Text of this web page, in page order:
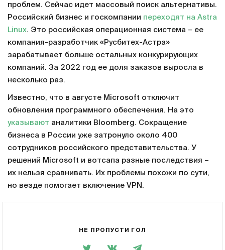
проблем. Сейчас идет массовый поиск альтернативы.
Российский бизнес и госкомпании переходят на Astra
Linux. Это российская операционная система – ее
компания-разработчик «Русбитех-Астра»
зарабатывает больше остальных конкурирующих
компаний. За 2022 год ее доля заказов выросла в
несколько раз.
Известно, что в августе Microsoft отключит
обновления программного обеспечения. На это
указывают аналитики Bloomberg. Сокращение
бизнеса в России уже затронуло около 400
сотрудников российского представительства. У
решений Microsoft и вотсапа разные последствия –
их нельзя сравнивать. Их проблемы похожи по сути,
но везде помогает включение VPN.
НЕ ПРОПУСТИ ГОЛ